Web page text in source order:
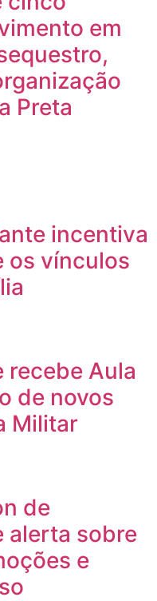
em
Preta
incentiva
os vínculos
recebe Aula
de novos
Militar
de
alerta sobre
e